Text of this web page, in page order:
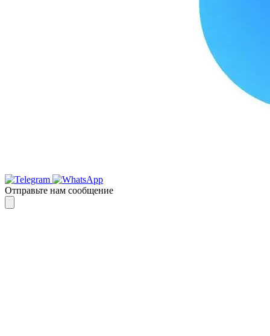
Отправьте нам сообщение